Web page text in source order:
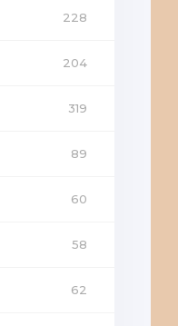
228
204
319
89
60
58
62